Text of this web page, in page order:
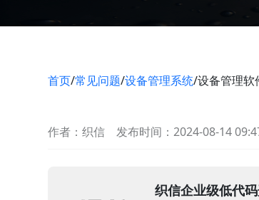
首页/常见问题/设备管理系统/设备管理软
作者：织信 发布时间：2024-08-14
织信企业级低代